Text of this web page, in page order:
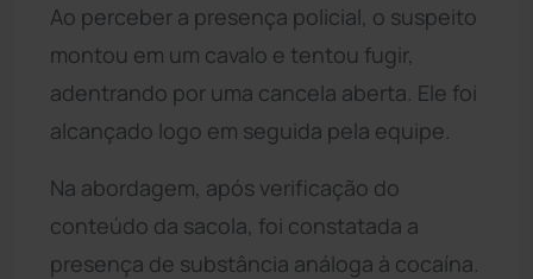
Ao perceber a presença policial, o suspeito
montou em um cavalo e tentou fugir,
adentrando por uma cancela aberta. Ele foi
alcançado logo em seguida pela equipe.
Na abordagem, após verificação do
conteúdo da sacola, foi constatada a
presença de substância análoga à cocaína.